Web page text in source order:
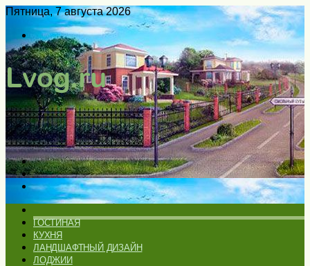
Пятница, 7 августа 2026
Войти
Switch
skin
Меню
Искать
Switch
skin
ГОСТИНАЯ
КУХНЯ
ЛАНДШАФТНЫЙ ДИЗАЙН
ЛОДЖИИ